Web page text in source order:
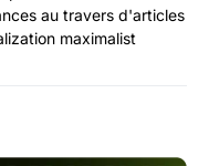
au travers d'articles
maximalist